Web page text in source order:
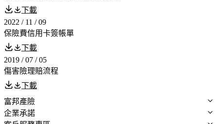
下載
2022 / 11 / 09
保險費信用卡簽帳單
下載
2019 / 07 / 05
傷害險理賠流程
下載
富邦產險
公司概況
企業承諾